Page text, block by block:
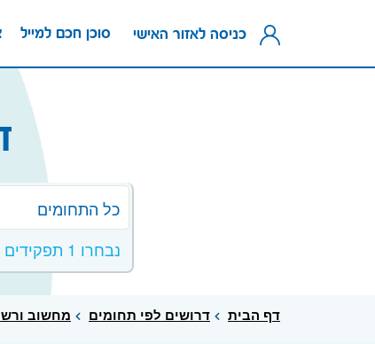
סוכן חכם למייל כניסה לאזור האישי
כל התחומים
נבחרו 1 תפקידים מתחום מחשוב ורשתות
דף הבית דרושים לפי תחומים מחשוב